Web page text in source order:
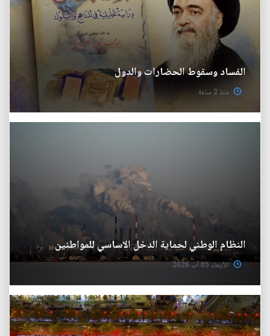
الفساد وسقوط الحضارات والدول
منذ 2 ساعة
النظام الوطني لحماية الدخل الاساسي للمواطنين
الأربعاء 05 آب 2026